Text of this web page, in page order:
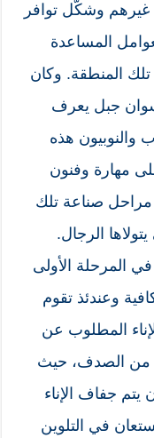
غيرهم وشكّل توافر
المساعدة
المنطقة. وكان
جبل يعرف
والنوبيون هذه
مهارة وفنون
مراحل صناعة تلك
الرجال.
المرحلة الأولى
وعندئذ تقوم
المطلوب عن
الصدف، حيث
جفاف الإناء
في التلوين